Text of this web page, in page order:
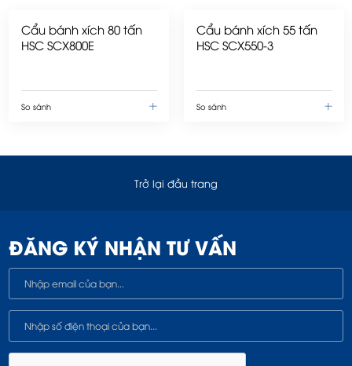
Cẩu bánh xích 80 tấn
HSC SCX800E
So sánh
Cẩu bánh xích 55 tấn
HSC SCX550-3
So sánh
Trở lại đầu trang
ĐĂNG KÝ NHẬN TƯ VẤN